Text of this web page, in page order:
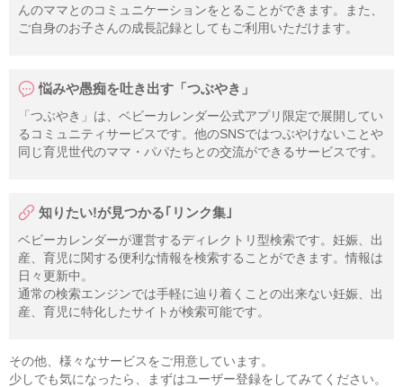
んのママとのコミュニケーションをとることができます。また、
ご自身のお子さんの成長記録としてもご利用いただけます。
悩みや愚痴を吐き出す「つぶやき」
「つぶやき」は、ベビーカレンダー公式アプリ限定で展開してい
るコミュニティサービスです。他のSNSではつぶやけないことや
同じ育児世代のママ・パパたちとの交流ができるサービスです。
知りたい!が見つかる｢リンク集｣
ベビーカレンダーが運営するディレクトリ型検索です。妊娠、出
産、育児に関する便利な情報を検索することができます。情報は
日々更新中。
通常の検索エンジンでは手軽に辿り着くことの出来ない妊娠、出
産、育児に特化したサイトが検索可能です。
その他、様々なサービスをご用意しています。
少しでも気になったら、まずはユーザー登録をしてみてください。